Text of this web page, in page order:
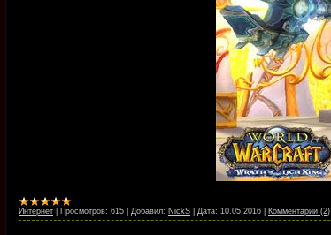
Интернет Просмотров: 615 Добавил: NickS Дата: 10.05.2016 Комментарии (2)